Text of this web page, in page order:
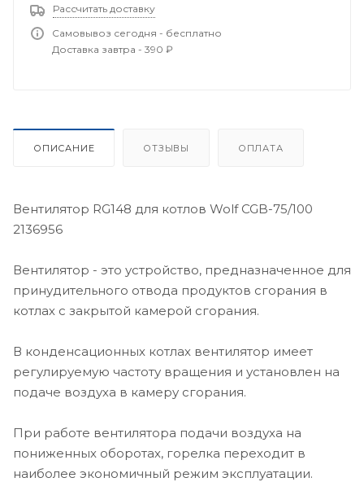
Рассчитать доставку
Самовывоз сегодня - бесплатно
Доставка завтра - 390 ₽
ОПИСАНИЕ ОТЗЫВЫ ОПЛАТА
Вентилятор RG148 для котлов Wolf CGB-75/100
2136956
Вентилятор - это устройство, предназначенное для
принудительного отвода продуктов сгорания в
котлах с закрытой камерой сгорания.
В конденсационных котлах вентилятор имеет
регулируемую частоту вращения и установлен на
подаче воздуха в камеру сгорания.
При работе вентилятора подачи воздуха на
пониженных оборотах, горелка переходит в
наиболее экономичный режим эксплуатации.